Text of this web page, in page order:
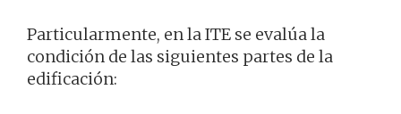
Particularmente, en la ITE se evalúa la
condición de las siguientes partes de la
edificación: